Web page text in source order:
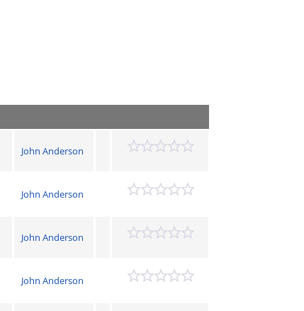
John Anderson
John Anderson
John Anderson
John Anderson